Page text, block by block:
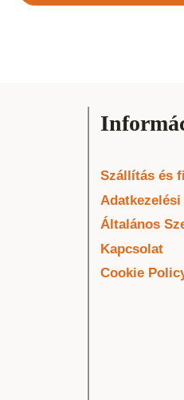
Szállítás és
Általános
Kapcsolat
Cookie